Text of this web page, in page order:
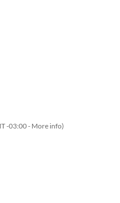
-03:00 -More info)